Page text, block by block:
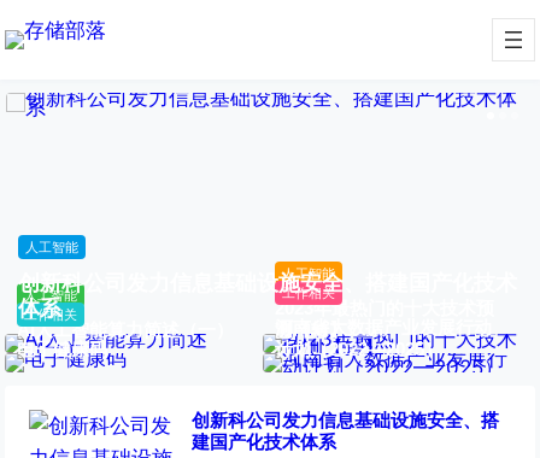
人工智能
创新科公司发力信息基础设施安全、搭建国产化技术
体系
人工智能
AI人工智能算力简述（一）
人工智能
2023年最热门的十大技术预
测【转】
工作相关
电子健康码
工作相关
计划（2022—2025）
创新科公司发力信息基础设施安全、搭
建国产化技术体系